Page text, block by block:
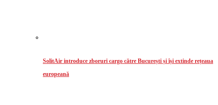
SolitAir introduce zboruri cargo către București și își extinde rețeaua
europeană